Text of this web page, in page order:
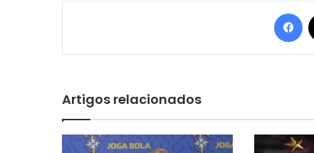
Artigos relacionados